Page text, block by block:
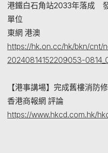
港鐵白石角站2033年落成
單位
東網 港澳
https://hk.on.cc/hk/bkn/cnt/
20240814152209053-
【港事講場】完成舊樓消防
香港商報網 評論
https://www.hkcd.com.hk/